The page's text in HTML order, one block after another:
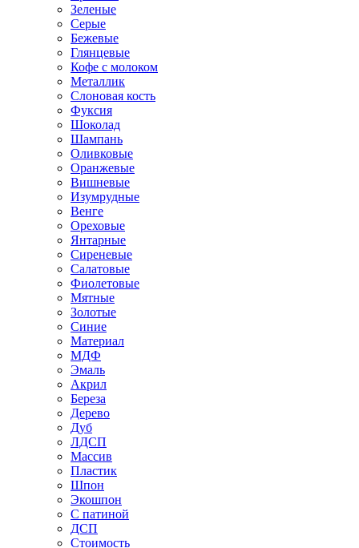
Зеленые
Серые
Бежевые
Глянцевые
Кофе с молоком
Металлик
Слоновая кость
Фуксия
Шоколад
Шампань
Оливковые
Оранжевые
Вишневые
Изумрудные
Венге
Ореховые
Янтарные
Сиреневые
Салатовые
Фиолетовые
Мятные
Золотые
Синие
Материал
МДФ
Эмаль
Акрил
Береза
Дерево
Дуб
ЛДСП
Массив
Пластик
Шпон
Экошпон
С патиной
ДСП
Стоимость